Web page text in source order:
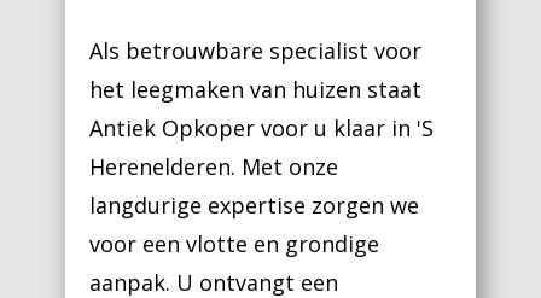
Als betrouwbare specialist voor
het leegmaken van huizen staat
Antiek Opkoper voor u klaar in 'S
Herenelderen. Met onze
langdurige expertise zorgen we
voor een vlotte en grondige
aanpak. U ontvangt een